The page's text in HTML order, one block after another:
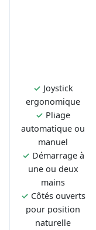
✓ Joystick
ergonomique
✓ Pliage
automatique ou
manuel
✓ Démarrage à
une ou deux
mains
✓ Côtés ouverts
pour position
naturelle